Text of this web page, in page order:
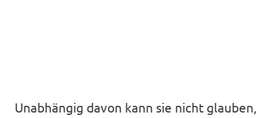
Unabhängig davon kann sie nicht glauben,